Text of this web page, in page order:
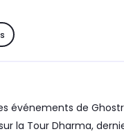
événements de
la Tour Dharma,